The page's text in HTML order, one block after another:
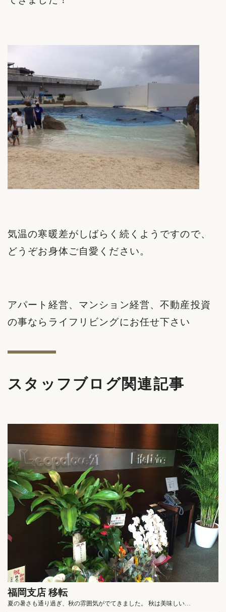
気温の寒暖差がしばらく続くようですので、
どうぞお身体ご自愛ください。
アパート経営、マンション経営、不動産投資
の事ならライフリビングにお任せ下さい
スタッフブログ関連記事
福岡支店 移転
夏の暑さも通り過ぎ、秋の雰囲気がでてきました。 秋は美味しい…